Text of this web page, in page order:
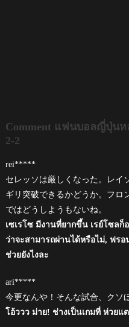
Comment แฟนบอลญี่ปุ่นห
2-2
rei*****
セレッソは厳しくなった。レイ
ギリ突破できるかどうか。フロ
ではどうしようもないね。
เซเรโซ มีงานที่ยากขึ้น เรย์โซล
ว่าจะสามารถผ่านได้หรือไม่, ฟรอ
ช่วยยังไงละ
ari*****
今更なんや！そんな試合、クソ
โอ้ววว ม่าย! ช่างเป็นเกมที่ ห่วยแ